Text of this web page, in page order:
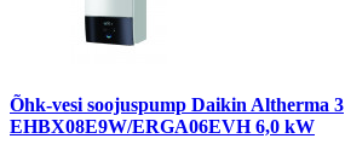
Õhk-vesi soojuspump Daikin Altherma 3
EHBX08E9W/ERGA06EVH 6,0 kW